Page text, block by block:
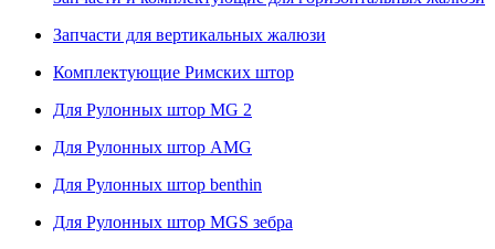
Запчасти для вертикальных жалюзи
Комплектующие Римских штор
Для Рулонных штор MG 2
Для Рулонных штор AMG
Для Рулонных штор benthin
Для Рулонных штор MGS зебра